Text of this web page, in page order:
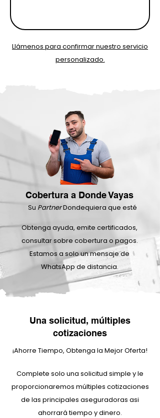
Llámenos para confirmar nuestro servicio
personalizado.
Cobertura a Donde Vayas
Su PartnerDondequiera que esté
Obtenga ayuda, emite certificados,
consultar sobre cobertura o pagos.
Estamos a solo un mensaje de
WhatsApp de distancia.
Una solicitud, múltiples
cotizaciones
¡Ahorre Tiempo, Obtenga la Mejor Oferta!
Complete solo una solicitud simple y le
proporcionaremos múltiples cotizaciones
de las principales aseguradoras asi
ahorrará tiempo y dinero.